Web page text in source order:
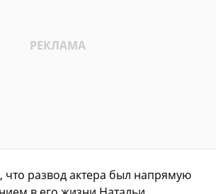
что развод актера был напрямую